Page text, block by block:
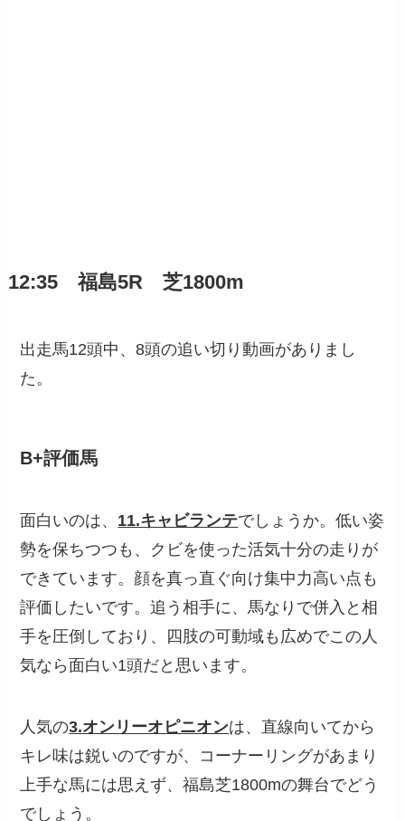
12:35 福島5R 芝1800m
出走馬12頭中、8頭の追い切り動画がありまし
た。
B+評価馬
面白いのは、 11.キャビランテでしょうか。低い姿
勢を保ちつつも、クビを使った活気十分の走りが
できています。顔を真っ直ぐ向け集中力高い点も
評価したいです。追う相手に、馬なりで併入と相
手を圧倒しており、四肢の可動域も広めでこの人
気なら面白い1頭だと思います。
人気の3.オンリーオピニオンは、直線向いてから
キレ味は鋭いのですが、コーナーリングがあまり
上手な馬には思えず、福島芝1800mの舞台でどう
でしょう。